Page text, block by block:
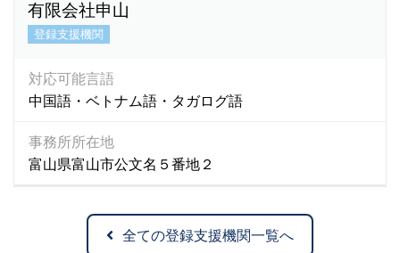
有限会社申山
登録支援機関
対応可能言語
中国語・ベトナム語・タガログ語
事務所所在地
富山県富山市公文名５番地２
全ての登録支援機関一覧へ